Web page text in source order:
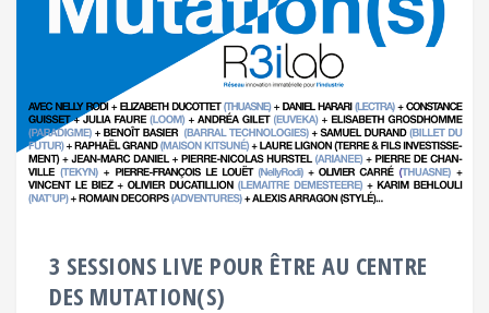
3 SESSIONS LIVE POUR ÊTRE AU CENTRE
DES MUTATION(S)